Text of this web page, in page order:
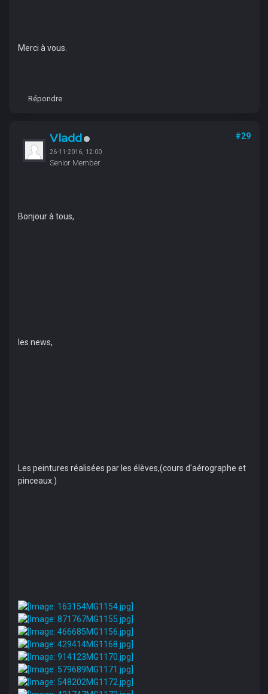
Merci à vous.
Répondre
Vladd
26-11-2016, 12:00
Senior Member
#29
Bonjour à tous,
les news,
Les peintures réalisées par les élèves,(cours d'aérographe et
pinceaux.)